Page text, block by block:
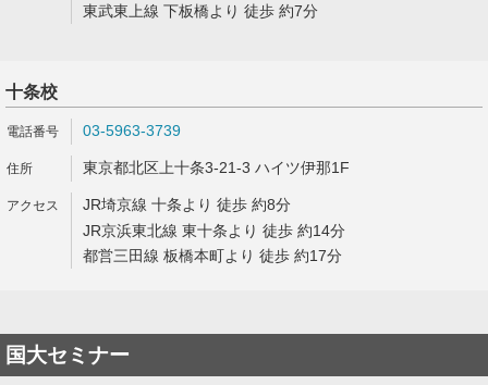
東武東上線 下板橋より 徒歩 約7分
十条校
03-5963-3739
東京都北区上十条3-21-3 ハイツ伊那1F
JR埼京線 十条より 徒歩 約8分
JR京浜東北線 東十条より 徒歩 約14分
都営三田線 板橋本町より 徒歩 約17分
国大セミナー